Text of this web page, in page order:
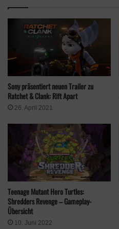
Sony präsentiert neuen Trailer zu
Ratchet & Clank: Rift Apart
26. April 2021
Teenage Mutant Hero Turtles:
Shredders Revenge – Gameplay-
Übersicht
10. Juni 2022